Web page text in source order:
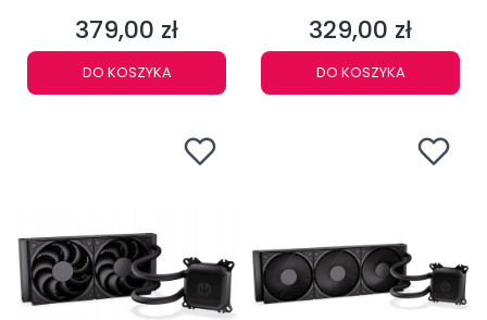
Cena
379,00 zł
DO KOSZYKA
Cena
329,00 zł
DO KOSZYKA